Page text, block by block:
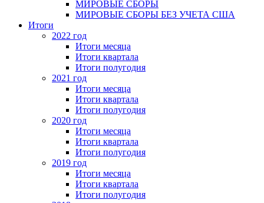
МИРОВЫЕ СБОРЫ
МИРОВЫЕ СБОРЫ БЕЗ УЧЕТА США
Итоги
2022 год
Итоги месяца
Итоги квартала
Итоги полугодия
2021 год
Итоги месяца
Итоги квартала
Итоги полугодия
2020 год
Итоги месяца
Итоги квартала
Итоги полугодия
2019 год
Итоги месяца
Итоги квартала
Итоги полугодия